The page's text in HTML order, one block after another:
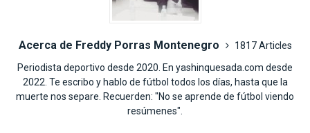
Acerca de Freddy Porras Montenegro
1817 Articles
Periodista deportivo desde 2020. En yashinquesada.com desde
2022. Te escribo y hablo de fútbol todos los días, hasta que la
muerte nos separe. Recuerden: "No se aprende de fútbol viendo
resúmenes".